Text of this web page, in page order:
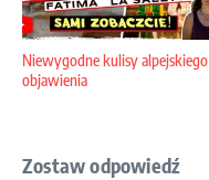
Niewygodne kulisy alpejskiego
objawienia
Zostaw odpowiedź